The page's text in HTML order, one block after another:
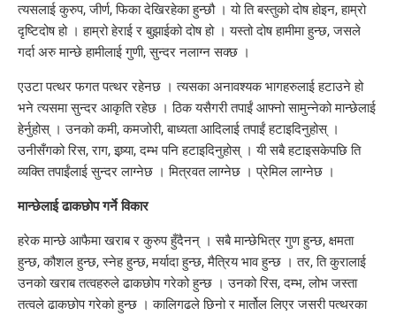
त्यसलाई कुरुप, जीर्ण, फिका देखिरहेका हुन्छौ । यो ति बस्तुको दोष होइन, हाम्रो
दृष्टिदोष हो । हाम्रो हेराई र बुझाईको दोष हो । यस्तो दोष हामीमा हुन्छ, जसले
गर्दा अरु मान्छे हामीलाई गुणी, सुन्दर नलाग्न सक्छ ।
एउटा पत्थर फगत पत्थर रहेनछ । त्यसका अनावश्यक भागहरुलाई हटाउने हो
भने त्यसमा सुन्दर आकृति रहेछ । ठिक यसैगरी तपाईं आफ्नो सामुन्नेको मान्छेलाई
हेर्नुहोस् । उनको कमी, कमजोरी, बाध्यता आदिलाई तपाईं हटाइदिनुहोस् ।
उनीसँगको रिस, राग, इष्र्या, दम्भ पनि हटाइदिनुहोस् । यी सबै हटाइसकेपछि ति
व्यक्ति तपाईंलाई सुन्दर लाग्नेछ । मित्रवत लाग्नेछ । प्रेमिल लाग्नेछ ।
मान्छेलाई ढाकछोप गर्ने विकार
हरेक मान्छे आफैमा खराब र कुरुप हुँदैनन् । सबै मान्छेभित्र गुण हुन्छ, क्षमता
हुन्छ, कौशल हुन्छ, स्नेह हुन्छ, मर्यादा हुन्छ, मैत्रिय भाव हुन्छ । तर, ति कुरालाई
उनको खराब तत्वहरुले ढाकछोप गरेको हुन्छ । उनको रिस, दम्भ, लोभ जस्ता
तत्वले ढाकछोप गरेको हुन्छ । कालिगढले छिनो र मार्तोल लिएर जसरी पत्थरका